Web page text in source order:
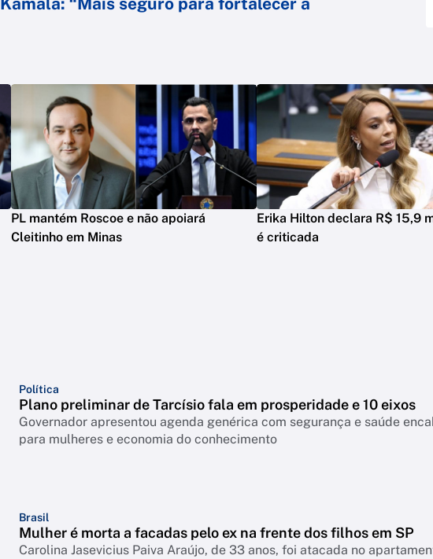
PL mantém Roscoe e não apoiará
Cleitinho em Minas
Erika Hilton declara R$ 15,9
é criticada
Política
Plano preliminar de Tarcísio fala em prosperidade e 10 eixos
Governador apresentou agenda genérica com segurança e saúde
para mulheres e economia do conhecimento
Brasil
Mulher é morta a facadas pelo ex na frente dos filhos em SP
Carolina Jasevicius Paiva Araújo, de 33 anos, foi atacada no